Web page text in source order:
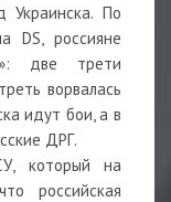
Украинска. По
DS, россияне
две трети
ворвалась
идут бои, а в
ДРГ.
который на
российская